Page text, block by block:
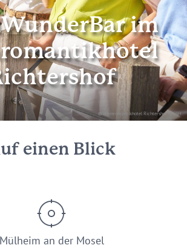
© Weinromantikhotel Richtershof GmbH
im
einen Blick
Mülheim an der Mosel